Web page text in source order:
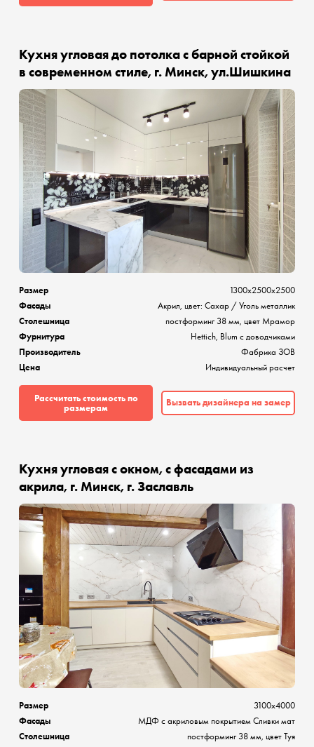
Кухня угловая до потолка с барной стойкой
в современном стиле, г. Минск, ул.Шишкина
Размер
1300х2500х2500
Фасады
Акрил, цвет: Сахар / Уголь металлик
Столешница
постформинг 38 мм, цвет Мрамор
Фурнитура
Hettich, Blum с доводчиками
Производитель
Фабрика ЗОВ
Цена
Индивидуальный расчет
Рассчитать стоимость по
размерам
Вызвать дизайнера на замер
Кухня угловая с окном, с фасадами из
акрила, г. Минск, г. Заславль
Размер
3100х4000
Фасады
МДФ с акриловым покрытием Сливки мат
Столешница
постформинг 38 мм, цвет Туя